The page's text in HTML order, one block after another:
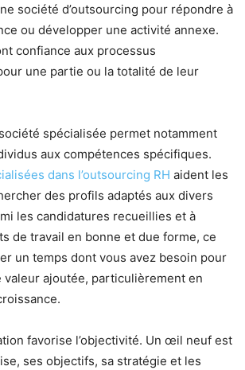
société d’outsourcing pour répondre à
ou développer une activité annexe.
confiance aux processus
une partie ou la totalité de leur
spécialisée permet notamment
aux compétences spécifiques.
dans l’outsourcing RH aident les
des profils adaptés aux divers
les candidatures recueillies et à
de travail en bonne et due forme, ce
un temps dont vous avez besoin pour
valeur ajoutée, particulièrement en
favorise l’objectivité. Un œil neuf est
ses objectifs, sa stratégie et les